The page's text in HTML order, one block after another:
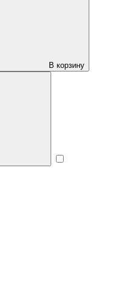
В корзину